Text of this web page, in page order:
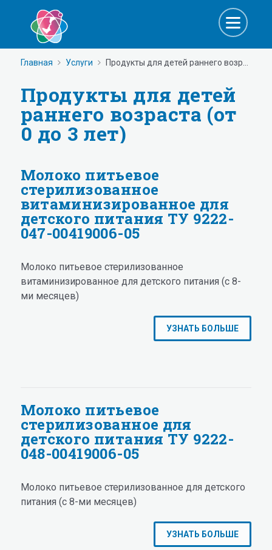
Главная Услуги
Продукты для детей
раннего возраста (от
0 до 3 лет)
Молоко питьевое
стерилизованное
витаминизированное для
детского питания ТУ 9222-
047-00419006-05
Молоко питьевое стерилизованное
витаминизированное для детского питания (с 8-
ми месяцев)
УЗНАТЬ БОЛЬШЕ
Молоко питьевое
стерилизованное для
детского питания ТУ 9222-
048-00419006-05
Молоко питьевое стерилизованное для детского
питания (с 8-ми месяцев)
УЗНАТЬ БОЛЬШЕ